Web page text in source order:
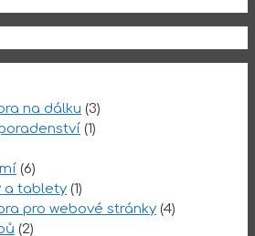
na dálku (3)
(1)
(6)
a tablety (1)
pro webové stránky (4)
(2)